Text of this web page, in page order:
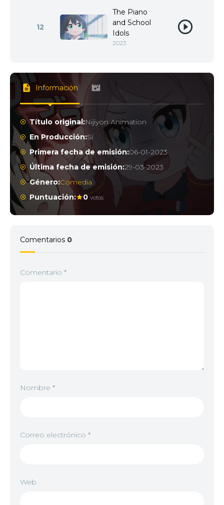
12
The Piano
and School
Idols
2023
Información
Título original:Nijiyon Animation
En Producción:Sí
Primera fecha de emisión:06-01-2023
Última fecha de emisión:29-03-2023
Género:Comedia
Puntuación:
0 votos
Comentarios 0
Comentario *
Nombre *
Correo electrónico *
Web